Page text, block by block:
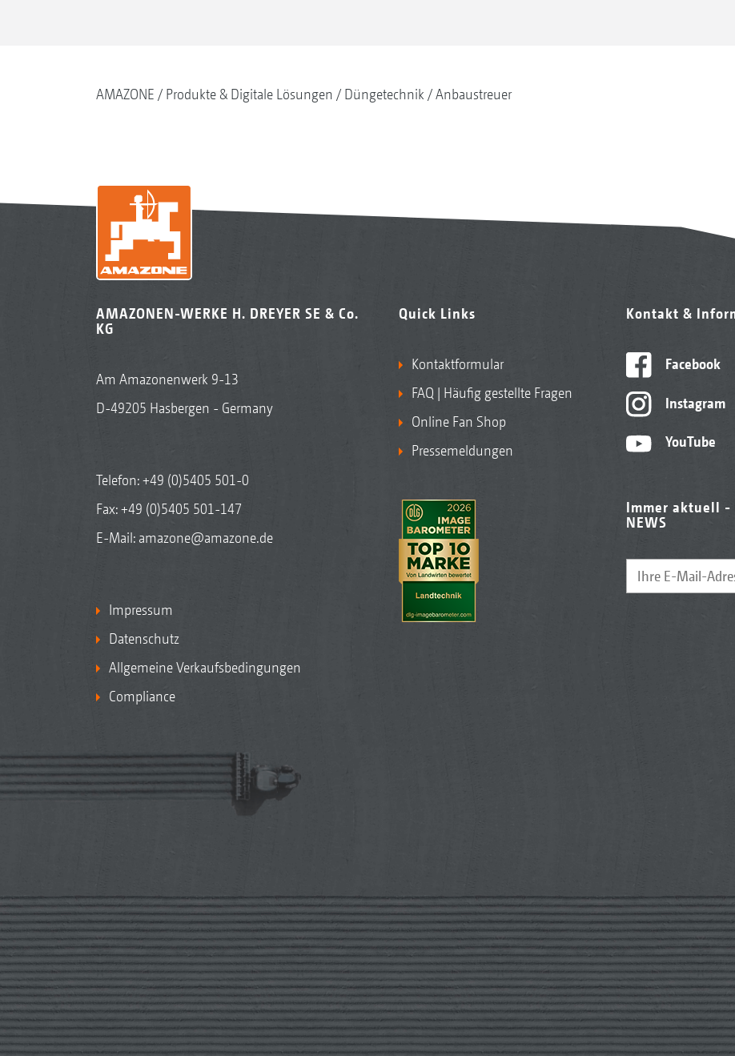
AMAZONE Produkte & Digitale Lösungen Düngetechnik Anbaustreuer
AMAZONEN-WERKE H. DREYER SE & Co.
KG
Am Amazonenwerk 9-13
D-49205 Hasbergen - Germany
Telefon:+49 (0)5405 501-0
Fax: +49 (0)5405 501-147
E-Mail: amazone@amazone.de
Impressum
Datenschutz
Allgemeine Verkaufsbedingungen
Compliance
Quick Links
Kontaktformular
FAQ | Häufig gestellte Fragen
Online Fan Shop
Pressemeldungen
Kontakt &
Facebook
Instagram
YouTube
Immer aktuell -
NEWS